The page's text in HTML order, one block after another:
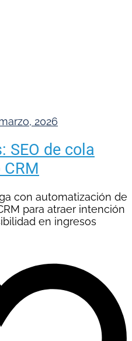
2026
SEO de cola
con automatización de
para atraer intención
en ingresos